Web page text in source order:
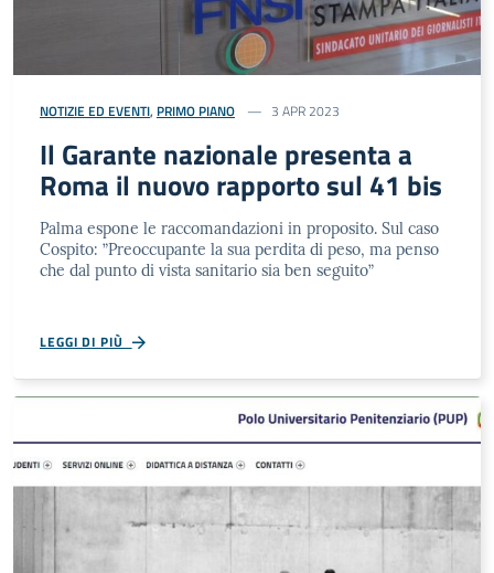
NOTIZIE ED EVENTI, PRIMO PIANO 3 APR 2023
Il Garante nazionale presenta a
Roma il nuovo rapporto sul 41 bis
Palma espone le raccomandazioni in proposito. Sul caso
Cospito: ”Preoccupante la sua perdita di peso, ma penso
che dal punto di vista sanitario sia ben seguito”
LEGGI DI PIÙ